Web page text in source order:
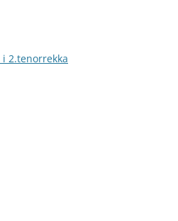
2.tenorrekka